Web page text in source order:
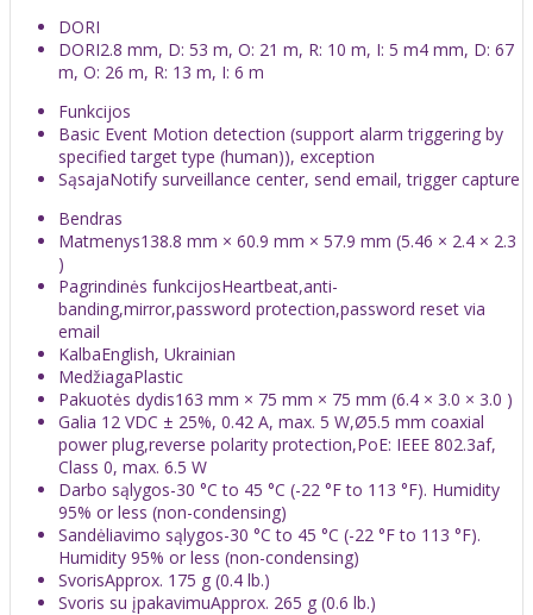
DORI
DORI2.8 mm, D: 53 m, O: 21 m, R: 10 m, I: 5 m4 mm, D: 67
m, O: 26 m, R: 13 m, I: 6 m
Funkcijos
Basic Event Motion detection (support alarm triggering by
specified target type (human)), exception
SąsajaNotify surveillance center, send email, trigger capture
Bendras
Matmenys138.8 mm × 60.9 mm × 57.9 mm (5.46 × 2.4 × 2.3
)
Pagrindinės funkcijosHeartbeat,anti-
banding,mirror,password protection,password reset via
email
KalbaEnglish, Ukrainian
MedžiagaPlastic
Pakuotės dydis163 mm × 75 mm × 75 mm (6.4 × 3.0 × 3.0 )
Galia 12 VDC ± 25%, 0.42 A, max. 5 W,Ø5.5 mm coaxial
power plug,reverse polarity protection,PoE: IEEE 802.3af,
Class 0, max. 6.5 W
Darbo sąlygos-30 °C to 45 °C (-22 °F to 113 °F). Humidity
95% or less (non-condensing)
Sandėliavimo sąlygos-30 °C to 45 °C (-22 °F to 113 °F).
Humidity 95% or less (non-condensing)
SvorisApprox. 175 g (0.4 lb.)
Svoris su įpakavimuApprox. 265 g (0.6 lb.)